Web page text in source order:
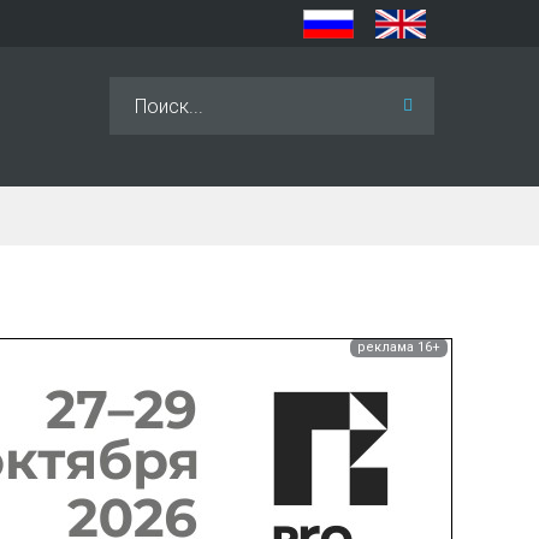
реклама 16+